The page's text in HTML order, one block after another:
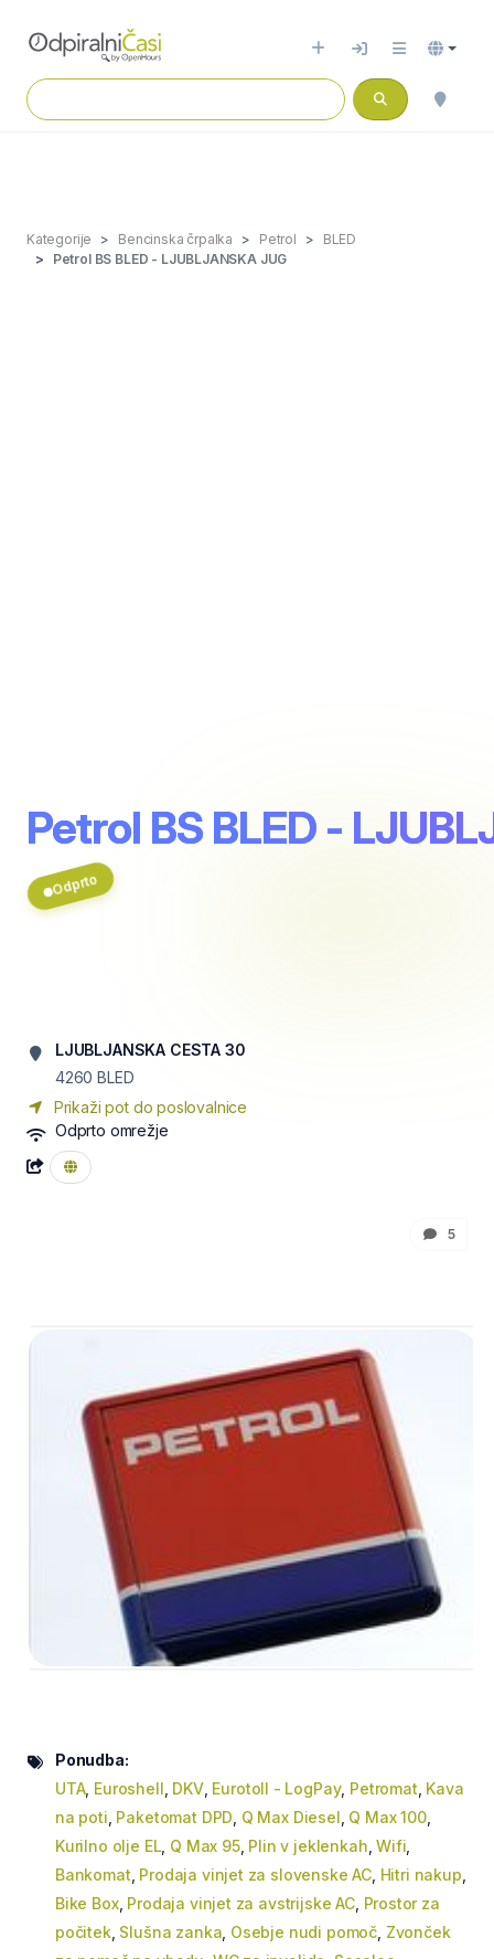
Kategorije Bencinska črpalka Petrol
BLED
Petrol BS BLED - LJUBLJANSKA JUG
Petrol BS BLED -
Odprto
LJUBLJANSKA CESTA 30
4260 BLED
Prikaži pot do poslovalnice
Odprto omrežje
5
Ponudba:
UTA, Euroshell DKV, Eurotoll - LogPay, Petromat Kava
na poti Paketomat DPD Q Max Diesel Q Max 100,
Kurilno olje EL Q Max 95, Plin v jeklenkah ,Wifi
Bankomat Prodaja vinjet za slovenske AC Hitri nakup
Bike Box, Prodaja vinjet za avstrijske AC, Prostor za
počitek, Slušna zanka Osebje nudi pomoč Zvonček